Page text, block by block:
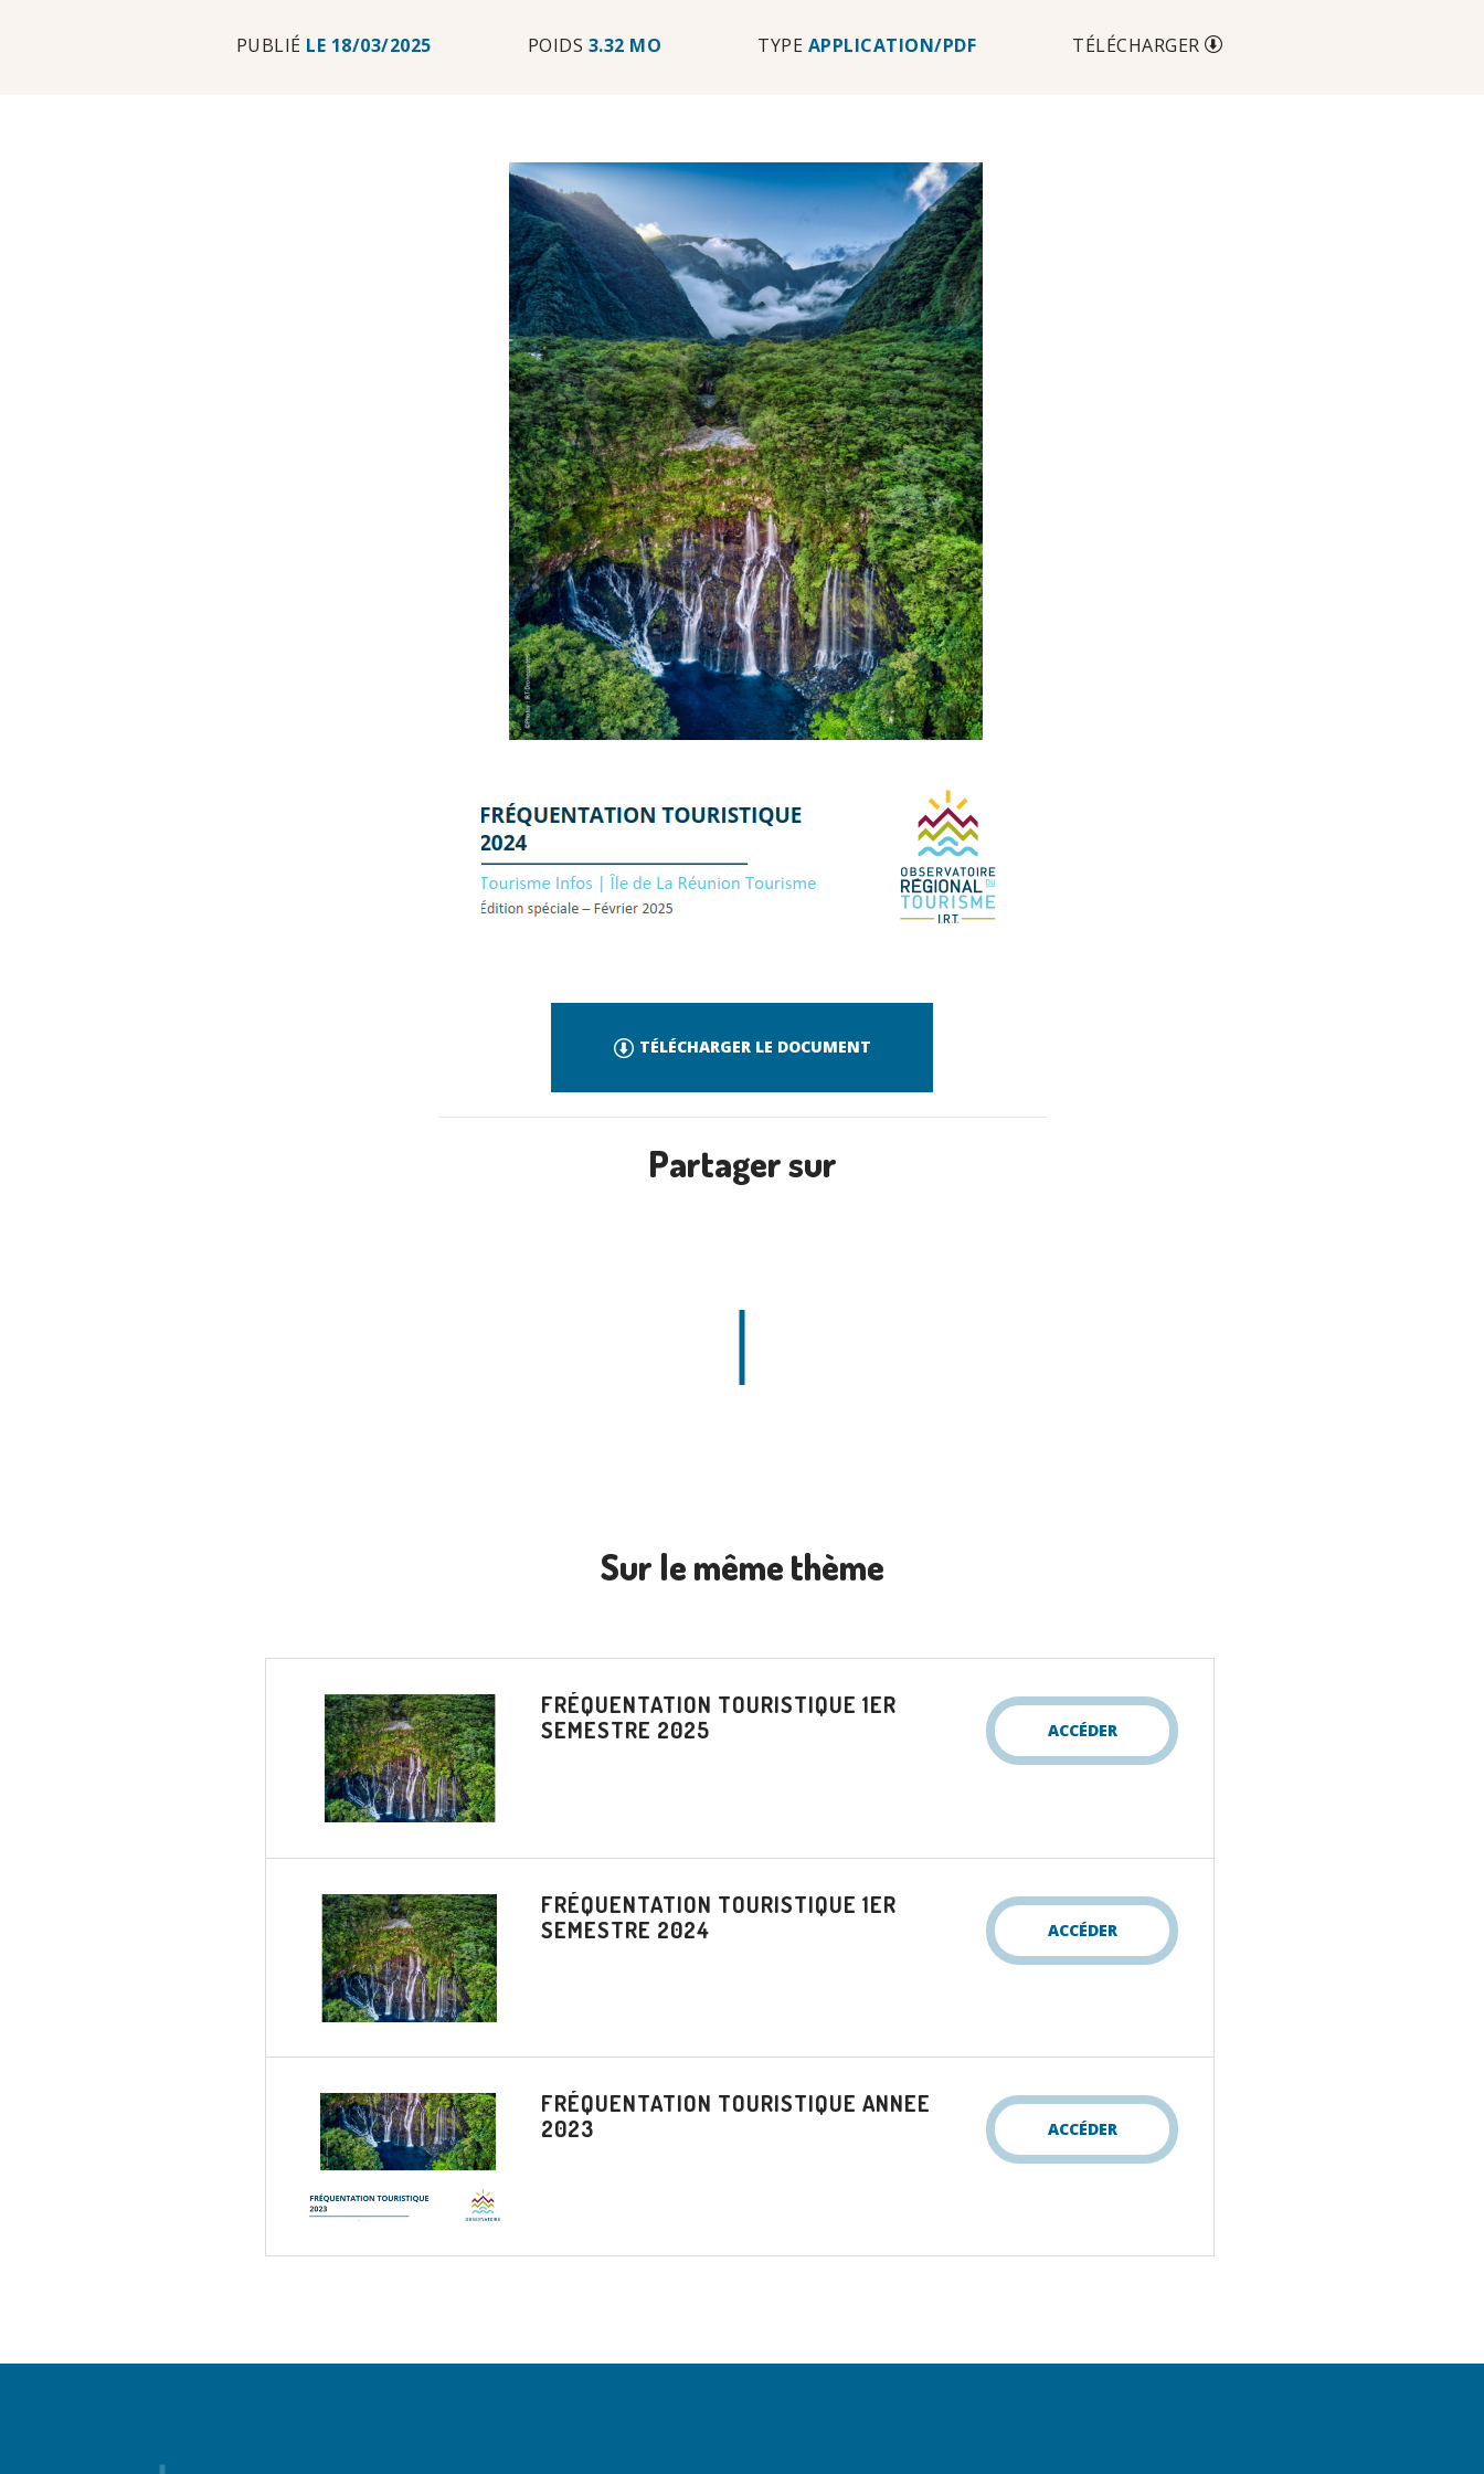
PUBLIÉ LE 18/03/2025 POIDS 3.32 MO TYPE APPLICATION/PDF TÉLÉCHARGER
TÉLÉCHARGER LE DOCUMENT
Partager sur
Sur le même thème
FRÉQUENTATION TOURISTIQUE 1ER
SEMESTRE 2025
ACCÉDER
FRÉQUENTATION TOURISTIQUE 1ER
SEMESTRE 2024
ACCÉDER
FRÉQUENTATION TOURISTIQUE ANNEE
2023
ACCÉDER